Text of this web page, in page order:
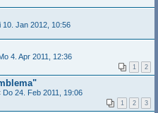
10. Jan 2012, 10:56
4. Apr 2011, 12:36
1 2
Do 24. Feb 2011, 19:06
1 2 3